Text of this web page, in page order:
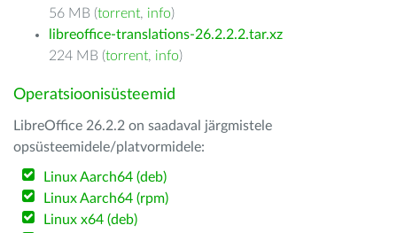
56 MB (torrent, info)
libreoffice-translations-26.2.2.2.tar.xz
224 MB (torrent, info)
Operatsioonisüsteemid
LibreOffice 26.2.2 on saadaval järgmistele
opsüsteemidele/platvormidele:
Linux Aarch64 (deb)
Linux Aarch64 (rpm)
Linux x64 (deb)